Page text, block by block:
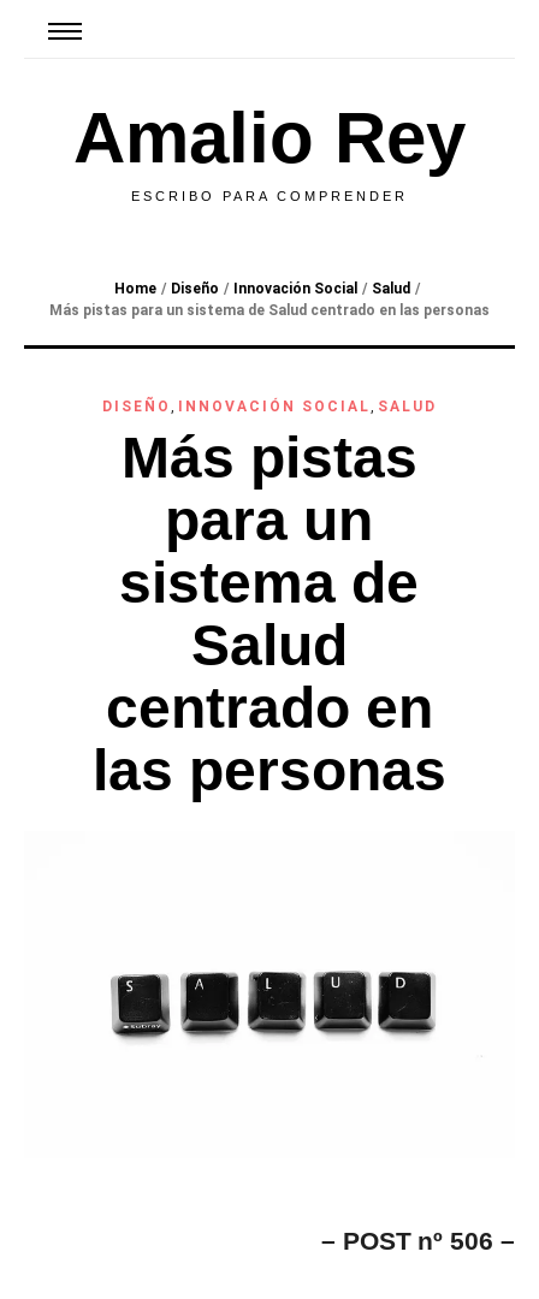
Amalio Rey
ESCRIBO PARA COMPRENDER
Home / Diseño / Innovación Social / Salud /
Más pistas para un sistema de Salud centrado en las personas
DISEÑO , INNOVACIÓN SOCIAL, SALUD
Más pistas
para un
sistema de
Salud
centrado en
las personas
– POST nº 506 –